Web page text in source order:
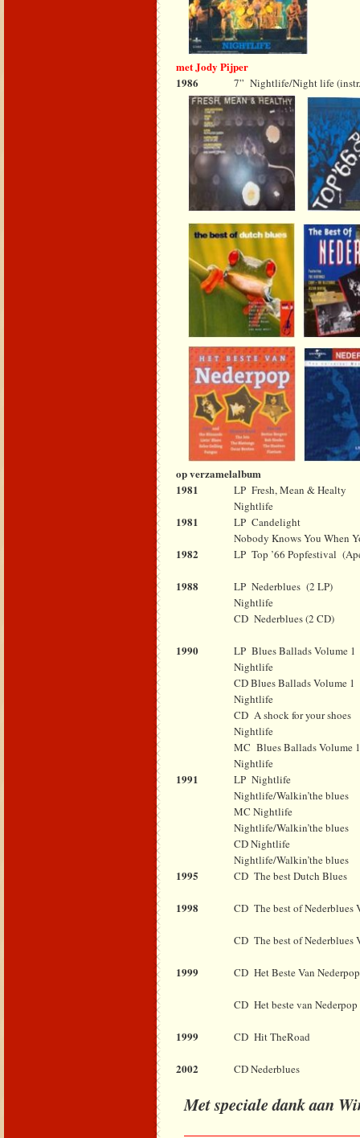
met Jody Pijper
1986
7” Nightlife/Night life
op verzamelalbum
1981
LP Fresh, Mean & Healty
Nightlife
1981 LP Candelight
Nobody Knows You When
1982 LP Top ’66 Popfestival
1988 LP Nederblues (2 LP)
Nightlife
CD Nederblues (2 CD)
1990 LP Blues Ballads Volume 1
Nightlife
CD Blues Ballads Volume 1
Nightlife
CD A shock for your shoes
Nightlife
MC Blues Ballads Volume
Nightlife
1991 LP Nightlife
Nightlife/Walkin’the blues
MC Nightlife
Nightlife/Walkin’the blues
CD Nightlife
Nightlife/Walkin’the blues
1995 CD The best Dutch Blues
1998 CD The best of Nederblues
CD The best of Nederblues
1999 CD Het Beste Van Nederpop
CD Het beste van Nederpop
1999 CD Hit TheRoad
2002 CD Nederblues
Met speciale dank aan